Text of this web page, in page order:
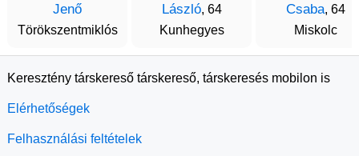
Jenő
Törökszentmiklós
László, 64
Kunhegyes
Csaba, 64
Miskolc
Keresztény társkereső társkereső, társkeresés mobilon is
Elérhetőségek
Felhasználási feltételek